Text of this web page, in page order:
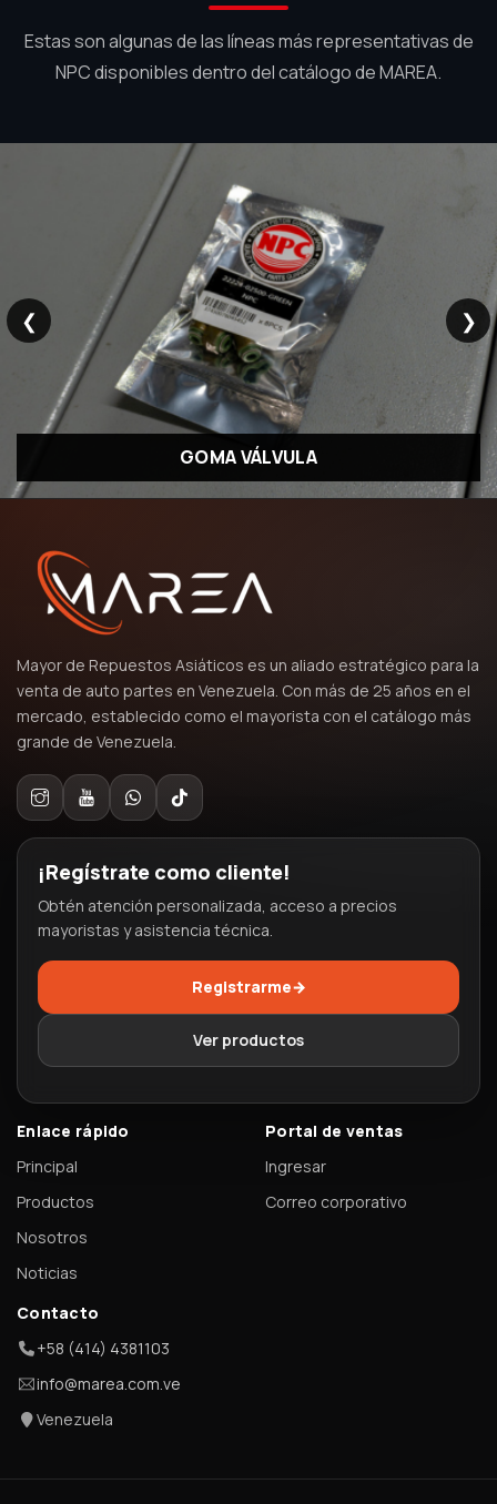
Estas son algunas de las líneas más representativas de
NPC disponibles dentro del catálogo de MAREA.
❮
GOMA VÁLVULA
❯
Mayor de Repuestos Asiáticos es un aliado estratégico para la
venta de auto partes en Venezuela. Con más de 25 años en el
mercado, establecido como el mayorista con el catálogo más
grande de Venezuela.
¡Regístrate como cliente!
Obtén atención personalizada, acceso a precios
mayoristas y asistencia técnica.
Registrarme→
Ver productos
Enlace rápido
Principal
Productos
Nosotros
Noticias
Portal de ventas
Ingresar
Correo corporativo
Contacto
+58 (414) 4381103
info@marea.com.ve
Venezuela